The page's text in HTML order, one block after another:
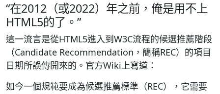
“在2012（或2022）年之前，俺是用不上
HTML5的了。”
這一流言是從HTML5進入到W3C流程的候選推薦階段
（Candidate Recommendation，簡稱REC）的項目
日期所誤傳開來的。官方Wiki上寫道：
如今一個規範要成為候選推薦標準（REC），它需要